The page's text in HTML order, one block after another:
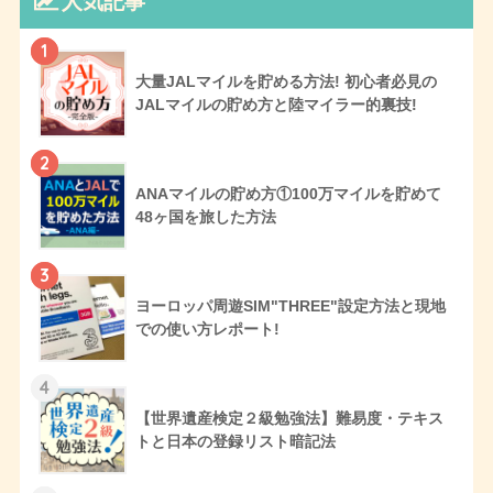
1
大量JALマイルを貯める方法! 初心者必見の
JALマイルの貯め方と陸マイラー的裏技!
2
ANAマイルの貯め方①100万マイルを貯めて
48ヶ国を旅した方法
3
ヨーロッパ周遊SIM"THREE"設定方法と現地
での使い方レポート!
4
【世界遺産検定２級勉強法】難易度・テキス
トと日本の登録リスト暗記法